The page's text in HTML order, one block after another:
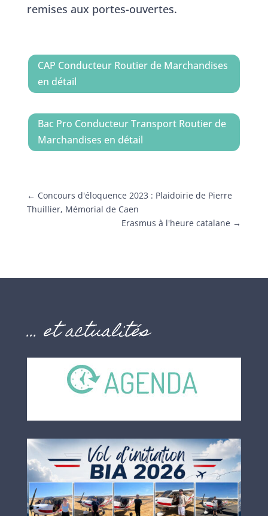
remises aux portes-ouvertes.
CAP Conducteur Routier de Marchandises
en détail
Bac Pro Conducteur Transport Routier de
Marchandises en détail
← Concours d'éloquence 2023 : Plaidoirie de Pierre
Thuillier, Mémorial de Caen
Erasmus à l'heure catalane →
… et actualités